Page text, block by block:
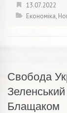
13.07.2022
Економіка,
Свобода
Блащаком